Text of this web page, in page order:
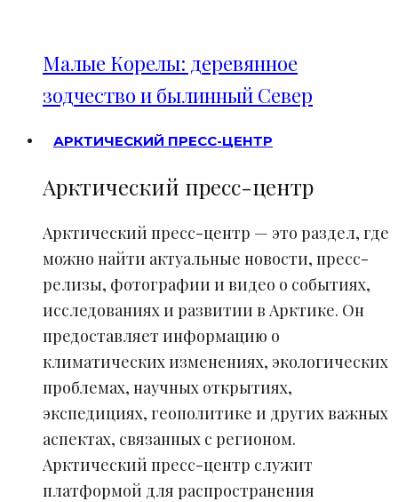
Малые Корелы: деревянное
зодчество и былинный Север
АРКТИЧЕСКИЙ ПРЕСС-ЦЕНТР
Арктический пресс-центр
Арктический пресс-центр — это раздел, где
можно найти актуальные новости, пресс-
релизы, фотографии и видео о событиях,
исследованиях и развитии в Арктике. Он
предоставляет информацию о
климатических изменениях, экологических
проблемах, научных открытиях,
экспедициях, геополитике и других важных
аспектах, связанных с регионом.
Арктический пресс-центр служит
платформой для распространения